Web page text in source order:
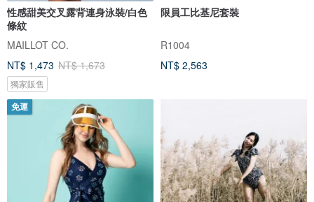
性感甜美交叉露背連身泳裝/白色
條紋
MAILLOT CO.
NT$ 1,473 NT$ 1,673
獨家販售
限員工比基尼套裝
R1004
NT$ 2,563
免運